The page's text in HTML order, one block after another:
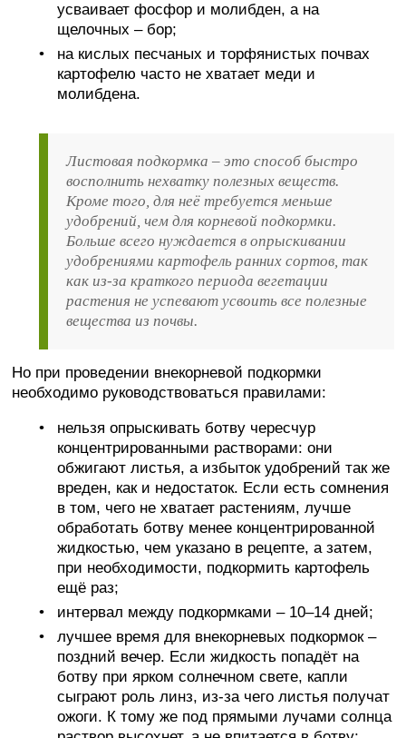
усваивает фосфор и молибден, а на
щелочных – бор;
на кислых песчаных и торфянистых почвах
картофелю часто не хватает меди и
молибдена.
Листовая подкормка – это способ быстро
восполнить нехватку полезных веществ.
Кроме того, для неё требуется меньше
удобрений, чем для корневой подкормки.
Больше всего нуждается в опрыскивании
удобрениями картофель ранних сортов, так
как из-за краткого периода вегетации
растения не успевают усвоить все полезные
вещества из почвы.
Но при проведении внекорневой подкормки
необходимо руководствоваться правилами:
нельзя опрыскивать ботву чересчур
концентрированными растворами: они
обжигают листья, а избыток удобрений так же
вреден, как и недостаток. Если есть сомнения
в том, чего не хватает растениям, лучше
обработать ботву менее концентрированной
жидкостью, чем указано в рецепте, а затем,
при необходимости, подкормить картофель
ещё раз;
интервал между подкормками – 10–14 дней;
лучшее время для внекорневых подкормок –
поздний вечер. Если жидкость попадёт на
ботву при ярком солнечном свете, капли
сыграют роль линз, из-за чего листья получат
ожоги. К тому же под прямыми лучами солнца